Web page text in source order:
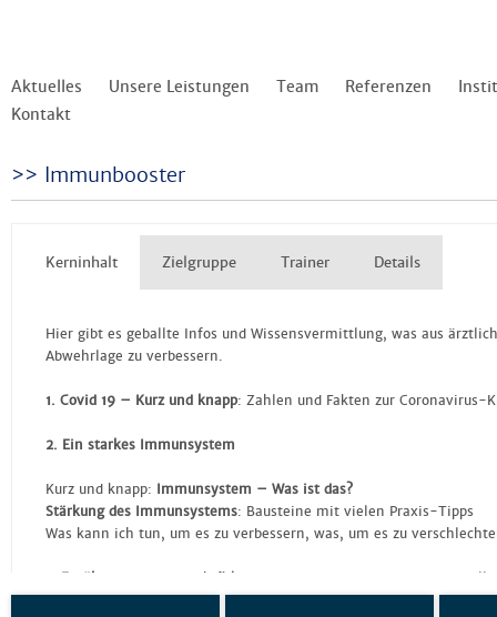
Aktuelles Unsere Leistungen Team Referenzen
Kontakt
Immunbooster
Kerninhalt Zielgruppe Trainer Details
Hier gibt es geballte Infos und Wissensvermittlung, was aus
Abwehrlage zu verbessern.
1. Covid 19 – Kurz und knapp: Zahlen und Fakten zur Coronavirus-
2. Ein starkes Immunsystem
Kurz und knapp: Immunsystem – Was ist das?
Stärkung des Immunsystems: Bausteine mit vielen Praxis-Tipps
Was kann ich tun, um es zu verbessern, was, um es zu
– Ernährung : Futter Dich fit! Mit Immunbooster-TOP-Food-Tabelle